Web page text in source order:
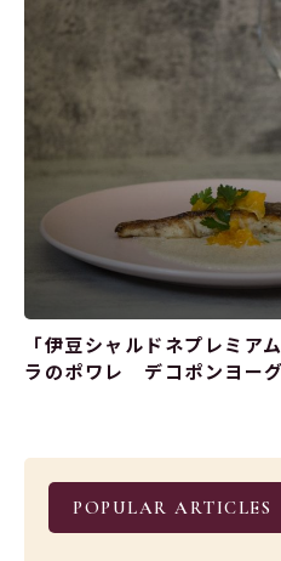
「伊豆シャルドネプレミ
ラのポワレ デコポンヨーグ
POPULAR ARTICLES